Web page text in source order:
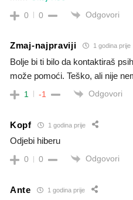
0 0 Odgovori
Zmaj-najprаviji 1 godina prije
Bolje bi ti bilo da kontaktiraš
može pomoći. Teško, ali nije
1 -1 Odgovori
Kopf 1 godina prije
Odjebi hiberu
0 0 Odgovori
Ante 1 godina prije